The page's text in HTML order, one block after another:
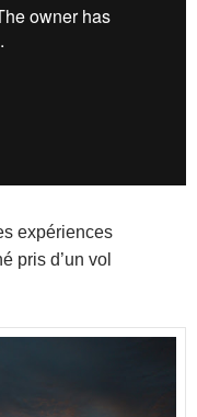
expériences
pris d’un vol